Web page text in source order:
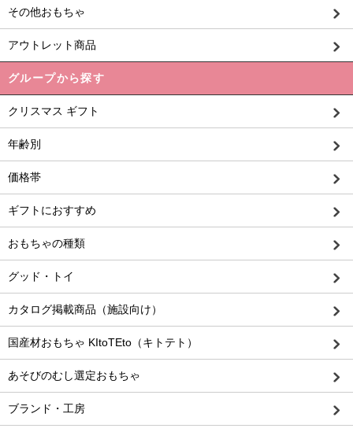
その他おもちゃ
アウトレット商品
グループから探す
クリスマス ギフト
年齢別
価格帯
ギフトにおすすめ
おもちゃの種類
グッド・トイ
カタログ掲載商品（施設向け）
国産材おもちゃ KItoTEto（キトテト）
あそびのむし選定おもちゃ
ブランド・工房